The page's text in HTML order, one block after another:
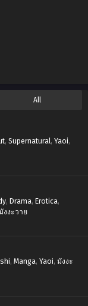
All
, Supernatural, Yaoi,
, Drama, Erotica,
งงะวาย
, Manga, Yaoi, มังงะ